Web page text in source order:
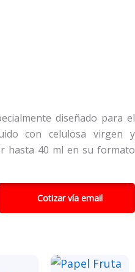
diseñado para el
con celulosa virgen y
hasta 40 ml en su formato
Cotizar vía email